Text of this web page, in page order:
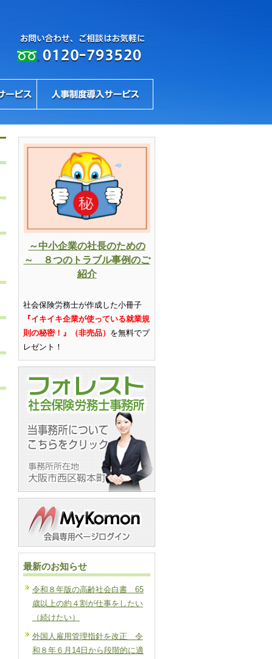
～中小企業の社長のための
～ ８つのトラブル事例のご
紹介
社会保険労務士が作成した小冊子
『イキイキ企業が使っている就業規
則の秘密！』（非売品） を無料でプ
レゼント ！
最新のお知らせ
令和８年版の高齢社会白書 65
歳以上の約４割が仕事をしたい
（続けたい）
外国人雇用管理指針を改正 令
和８年６月14日から段階的に適